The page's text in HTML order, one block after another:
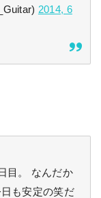
2014, 6
目。 なんだか
も安定の笑だ